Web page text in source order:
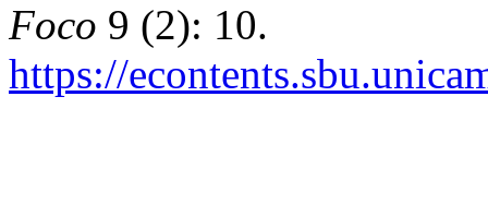
Foco 9 (2): 10.
https://